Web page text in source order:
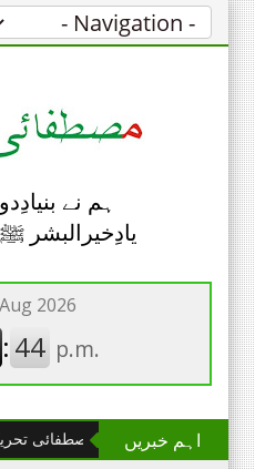
ہم نے
اہم خبریں
چھانگا مانگا : مصطفائی تحریک کا